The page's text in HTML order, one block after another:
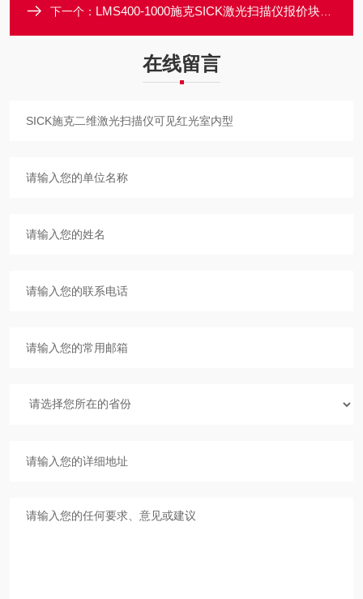
下一个： LMS400-1000施克SICK激光扫描仪报价块货期短
在线留言